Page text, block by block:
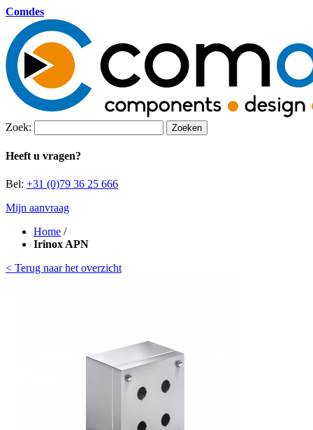
Comdes
Zoek: Zoeken
Heeft u vragen?
Bel: +31 (0)79 36 25 666
Mijn aanvraag
Home /
Irinox APN
< Terug naar het overzicht